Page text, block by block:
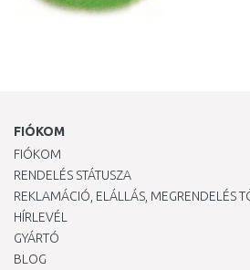
FIÓKOM
FIÓKOM
RENDELÉS STÁTUSZA
REKLAMÁCIÓ, ELÁLLÁS, MEGRENDELÉS
HÍRLEVÉL
GYÁRTÓ
BLOG